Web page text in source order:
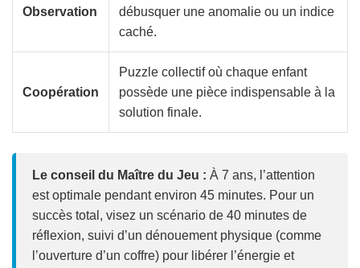
Observation
débusquer une anomalie ou un indice
caché.
Coopération
Puzzle collectif où chaque enfant
possède une pièce indispensable à la
solution finale.
Le conseil du Maître du Jeu : À 7 ans, l’attention
est optimale pendant environ 45 minutes. Pour un
succès total, visez un scénario de 40 minutes de
réflexion, suivi d’un dénouement physique (comme
l’ouverture d’un coffre) pour libérer l’énergie et